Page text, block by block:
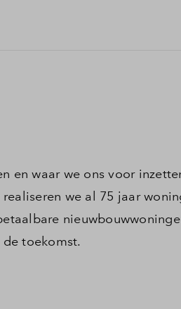
waar we ons voor
we al 75 jaar
toekomst.